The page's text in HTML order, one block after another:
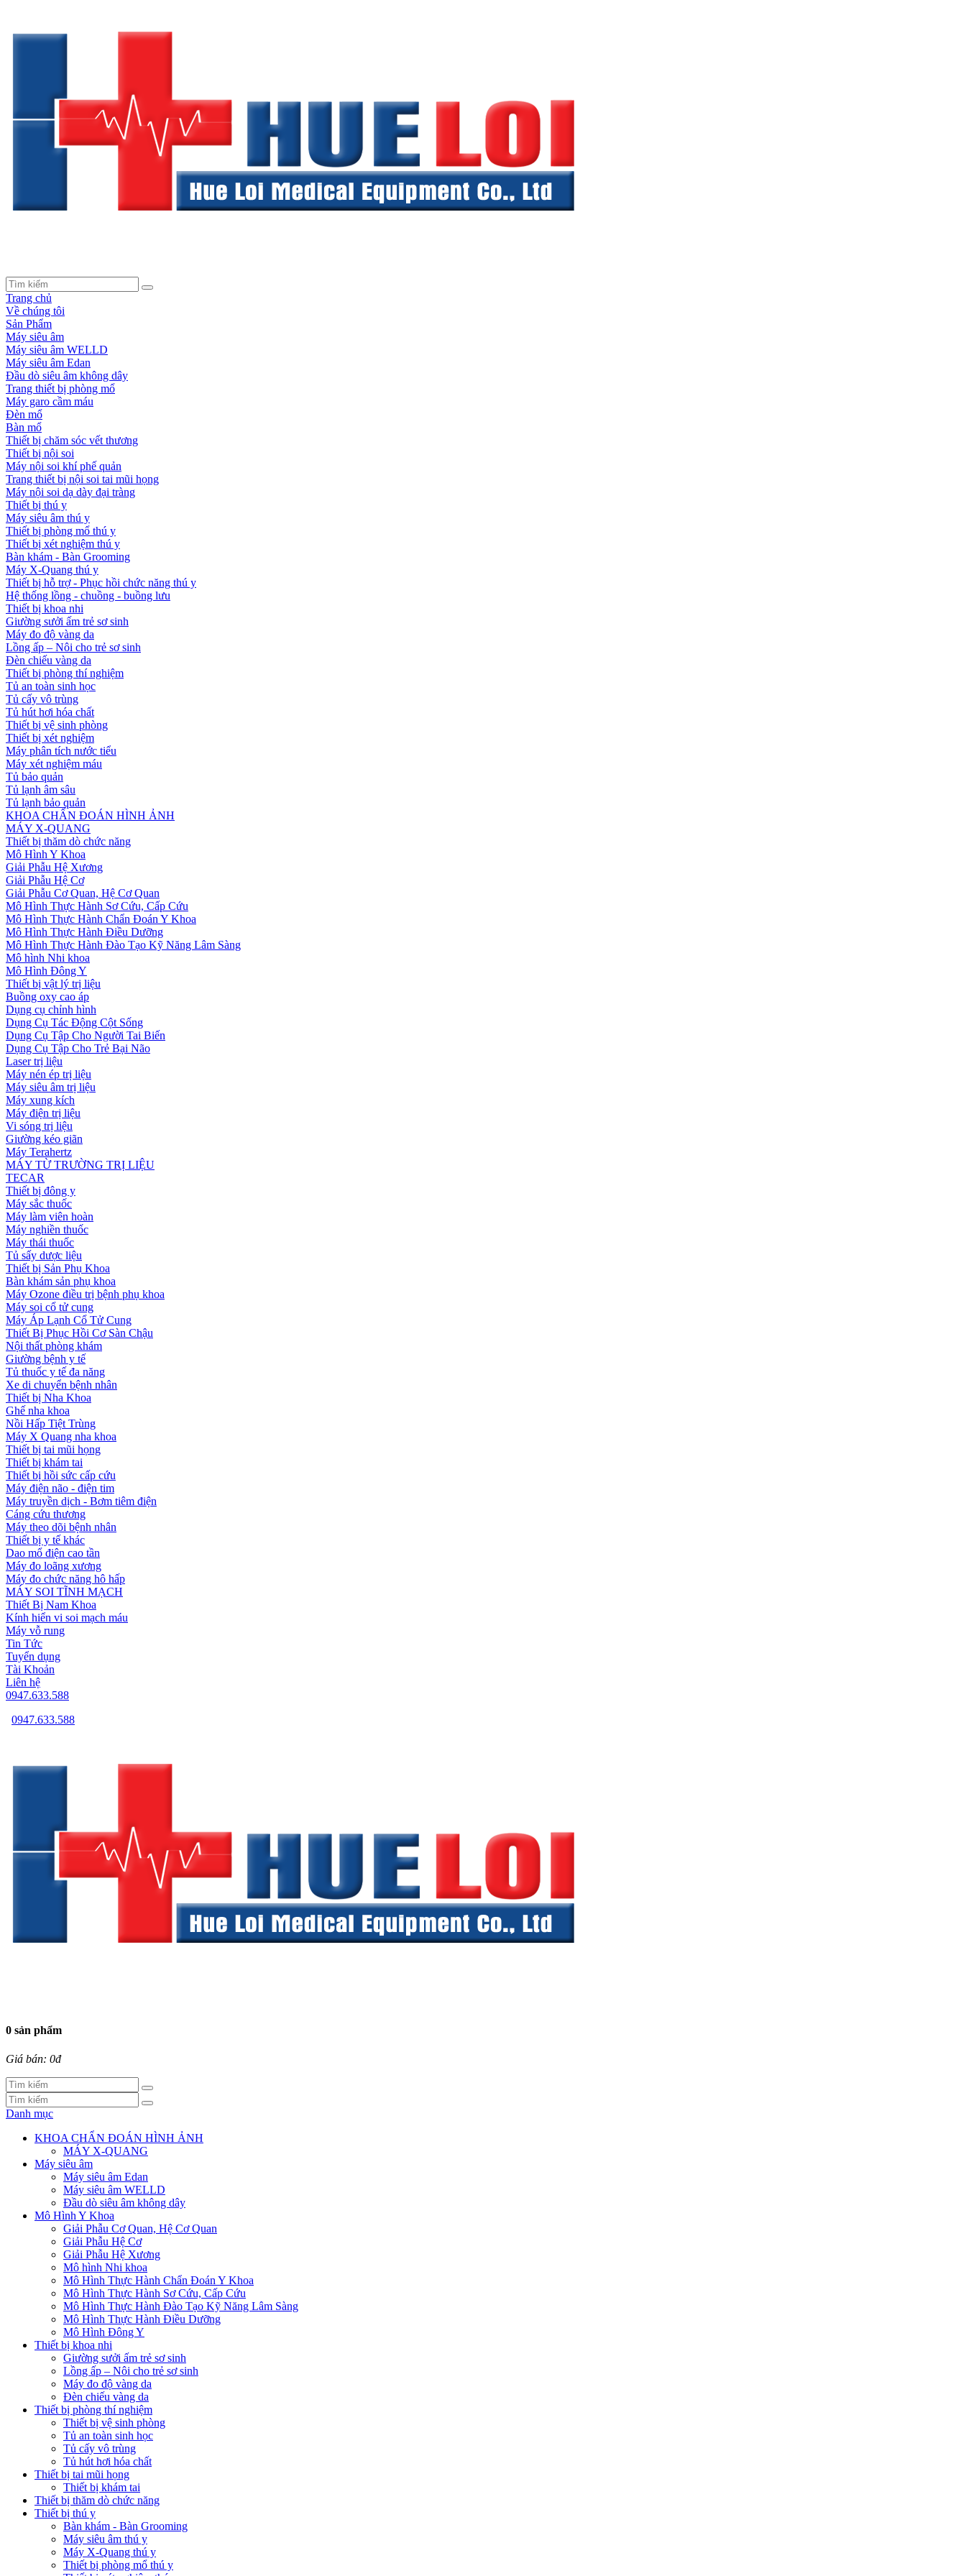
Trang chủ
Về chúng tôi
Sản Phẩm
Máy siêu âm
Máy siêu âm WELLD
Máy siêu âm Edan
Đầu dò siêu âm không dây
Trang thiết bị phòng mổ
Máy garo cầm máu
Đèn mổ
Bàn mổ
Thiết bị chăm sóc vết thương
Thiết bị nội soi
Máy nội soi khí phế quản
Trang thiết bị nội soi tai mũi họng
Máy nội soi dạ dày đại tràng
Thiết bị thú y
Máy siêu âm thú y
Thiết bị phòng mổ thú y
Thiết bị xét nghiệm thú y
Bàn khám - Bàn Grooming
Máy X-Quang thú y
Thiết bị hỗ trợ - Phục hồi chức năng thú y
Hệ thống lồng - chuồng - buồng lưu
Thiết bị khoa nhi
Giường sưởi ấm trẻ sơ sinh
Máy đo độ vàng da
Lồng ấp – Nôi cho trẻ sơ sinh
Đèn chiếu vàng da
Thiết bị phòng thí nghiệm
Tủ an toàn sinh học
Tủ cấy vô trùng
Tủ hút hơi hóa chất
Thiết bị vệ sinh phòng
Thiết bị xét nghiệm
Máy phân tích nước tiểu
Máy xét nghiệm máu
Tủ bảo quản
Tủ lạnh âm sâu
Tủ lạnh bảo quản
KHOA CHẨN ĐOÁN HÌNH ẢNH
MÁY X-QUANG
Thiết bị thăm dò chức năng
Mô Hình Y Khoa
Giải Phẫu Hệ Xương
Giải Phẫu Hệ Cơ
Giải Phẫu Cơ Quan, Hệ Cơ Quan
Mô Hình Thực Hành Sơ Cứu, Cấp Cứu
Mô Hình Thực Hành Chẩn Đoán Y Khoa
Mô Hình Thực Hành Điều Dưỡng
Mô Hình Thực Hành Đào Tạo Kỹ Năng Lâm Sàng
Mô hình Nhi khoa
Mô Hình Đông Y
Thiết bị vật lý trị liệu
Buồng oxy cao áp
Dụng cụ chỉnh hình
Dụng Cụ Tác Động Cột Sống
Dụng Cụ Tập Cho Người Tai Biến
Dụng Cụ Tập Cho Trẻ Bại Não
Laser trị liệu
Máy nén ép trị liệu
Máy siêu âm trị liệu
Máy xung kích
Máy điện trị liệu
Vi sóng trị liệu
Giường kéo giãn
Máy Terahertz
MÁY TỪ TRƯỜNG TRỊ LIỆU
TECAR
Thiết bị đông y
Máy sắc thuốc
Máy làm viên hoàn
Máy nghiền thuốc
Máy thái thuốc
Tủ sấy dược liệu
Thiết bị Sản Phụ Khoa
Bàn khám sản phụ khoa
Máy Ozone điều trị bệnh phụ khoa
Máy soi cổ tử cung
Máy Áp Lạnh Cổ Tử Cung
Thiết Bị Phục Hồi Cơ Sàn Chậu
Nội thất phòng khám
Giường bệnh y tế
Tủ thuốc y tế đa năng
Xe di chuyển bệnh nhân
Thiết bị Nha Khoa
Ghế nha khoa
Nồi Hấp Tiệt Trùng
Máy X Quang nha khoa
Thiết bị tai mũi họng
Thiết bị khám tai
Thiết bị hồi sức cấp cứu
Máy điện não - điện tim
Máy truyền dịch - Bơm tiêm điện
Cáng cứu thương
Máy theo dõi bệnh nhân
Thiết bị y tế khác
Dao mổ điện cao tần
Máy đo loãng xương
Máy đo chức năng hô hấp
MÁY SOI TĨNH MẠCH
Thiết Bị Nam Khoa
Kính hiển vi soi mạch máu
Máy vỗ rung
Tin Tức
Tuyển dụng
Tài Khoản
Liên hệ
0947.633.588
0947.633.588
0 sản phẩm
Giá bán: 0đ
Danh mục
KHOA CHẨN ĐOÁN HÌNH ẢNH
MÁY X-QUANG
Máy siêu âm
Máy siêu âm Edan
Máy siêu âm WELLD
Đầu dò siêu âm không dây
Mô Hình Y Khoa
Giải Phẫu Cơ Quan, Hệ Cơ Quan
Giải Phẫu Hệ Cơ
Giải Phẫu Hệ Xương
Mô hình Nhi khoa
Mô Hình Thực Hành Chẩn Đoán Y Khoa
Mô Hình Thực Hành Sơ Cứu, Cấp Cứu
Mô Hình Thực Hành Đào Tạo Kỹ Năng Lâm Sàng
Mô Hình Thực Hành Điều Dưỡng
Mô Hình Đông Y
Thiết bị khoa nhi
Giường sưởi ấm trẻ sơ sinh
Lồng ấp – Nôi cho trẻ sơ sinh
Máy đo độ vàng da
Đèn chiếu vàng da
Thiết bị phòng thí nghiệm
Thiết bị vệ sinh phòng
Tủ an toàn sinh học
Tủ cấy vô trùng
Tủ hút hơi hóa chất
Thiết bị tai mũi họng
Thiết bị khám tai
Thiết bị thăm dò chức năng
Thiết bị thú y
Bàn khám - Bàn Grooming
Máy siêu âm thú y
Máy X-Quang thú y
Thiết bị phòng mổ thú y